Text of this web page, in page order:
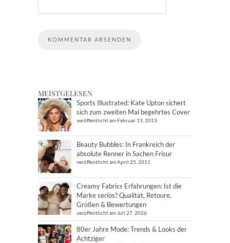
MEISTGELESEN
Sports Illustrated: Kate Upton sichert
sich zum zweiten Mal begehrtes Cover
veröffentlicht am Februar 13, 2013
Beauty Bubbles: In Frankreich der
absolute Renner in Sachen Frisur
veröffentlicht am April 25, 2011
Creamy Fabrics Erfahrungen: Ist die
Marke seriös? Qualität, Retoure,
Größen & Bewertungen
veröffentlicht am Juli 27, 2026
80er Jahre Mode: Trends & Looks der
Achtziger